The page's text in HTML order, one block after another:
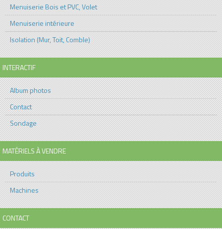
Menuiserie Bois et PVC, Volet
Menuiserie intérieure
Isolation (Mur, Toit, Comble)
INTERACTIF
Album photos
Contact
Sondage
MATÉRIELS À VENDRE
Produits
Machines
CONTACT